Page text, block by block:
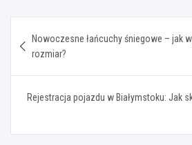
wpisu
Nowoczesne łańcuchy śniegowe – jak
rozmiar?
Rejestracja pojazdu w Białymstoku: Jak